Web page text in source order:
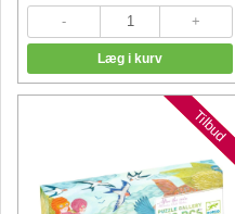
Nyheder
Tilbud